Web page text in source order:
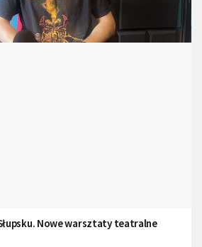
Nowe warsztaty teatralne